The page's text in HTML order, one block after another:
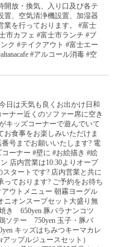
開放・換気、入り口及び各テ
置、空気清浄機設置、加湿器
業を行っております。 #富士
市カフェ #富士市ランチ #ブ
ク #テイクアウト #富士エー
#アルコール消毒 #空
日は天気も良くお出かけ日和
ナー近くのソファー席に空き
キッズコーナーで遊んでいて
お食事をお楽しみいただけま
号までお願いいたします? 電
コーナー #壁に #お絵描き #絵
店内営業は10:30よりオープ
スタートです? 店内営業と共に
っております? ご予約をお待ち
ウトメニュー 朝霧ヨーグル
ニオンスープセット大盛り無
き 650yen 豚バラナンコツ
ソテー 750yen 玉子・豚バ
キッズはちみつキーマカレ
アップルジュースセット）